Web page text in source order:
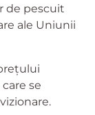
de pescuit
ale Uniunii
se